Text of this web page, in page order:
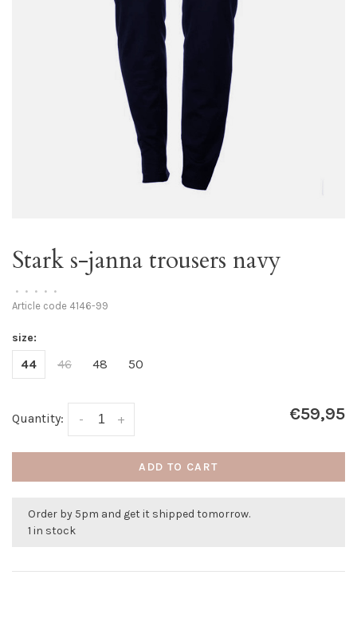
Stark s-janna trousers navy
• • • • •
Article code 4146-99
size:
44 46 48 50
Quantity: +
- €59,95
ADD TO CART
Order by 5pm and get it shipped tomorrow.
1 in stock